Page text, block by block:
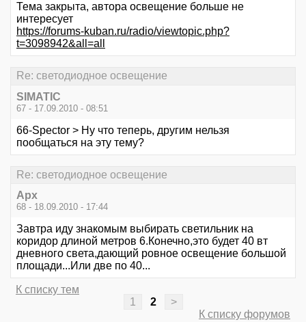
Тема закрыта, автора освещение больше не
интересует
https://forums-kuban.ru/radio/viewtopic.php?
t=3098942&all=all
Re: светодиодное освещение
SIMATIC
67 - 17.09.2010 - 08:51
66-Spector > Ну что теперь, другим нельзя
пообщаться на эту тему?
Re: светодиодное освещение
Арх
68 - 18.09.2010 - 17:44
Завтра иду знакомым выбирать светильник на
коридор длиной метров 6.Конечно,это будет 40 вт
дневного света,дающий ровное освещение большой
площади...Или две по 40...
К списку тем
1
2
>
К списку форумов